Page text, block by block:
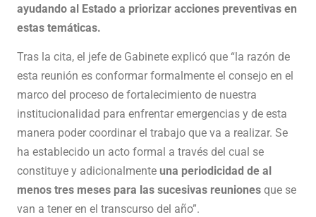
ayudando al Estado a priorizar acciones preventivas en
estas temáticas.
Tras la cita, el jefe de Gabinete explicó que “la razón de
esta reunión es conformar formalmente el consejo en el
marco del proceso de fortalecimiento de nuestra
institucionalidad para enfrentar emergencias y de esta
manera poder coordinar el trabajo que va a realizar. Se
ha establecido un acto formal a través del cual se
constituye y adicionalmente una periodicidad de al
menos tres meses para las sucesivas reuniones que se
van a tener en el transcurso del año”.